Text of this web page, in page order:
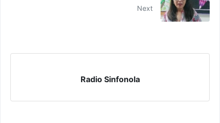
Next
Radio Sinfonola